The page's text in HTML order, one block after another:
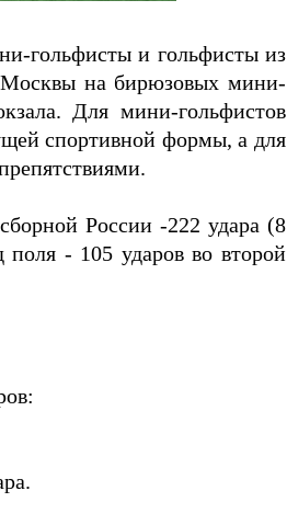
гольфисты и гольфисты из
Москвы на бирюзовых мини-
Для мини-гольфистов
спортивной формы, а для
России -222 удара (8
поля - 105 ударов во второй